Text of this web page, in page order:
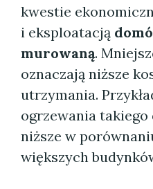
kwestie
i eksploatacją
murowaną.
oznaczają niższe
utrzymania.
ogrzewania takiego
niższe w
większych